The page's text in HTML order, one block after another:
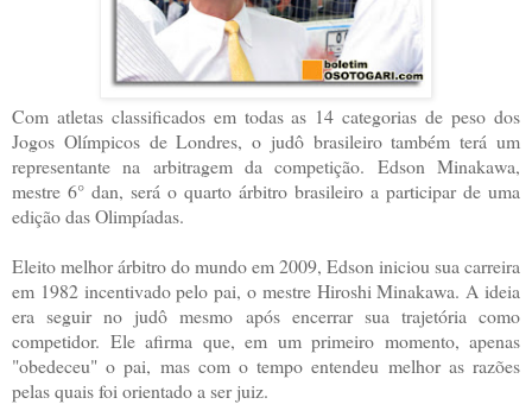
Com atletas classificados em todas as 14 categorias de peso dos
Jogos Olímpicos de Londres, o judô brasileiro também terá um
representante na arbitragem da competição. Edson Minakawa,
mestre 6° dan, será o quarto árbitro brasileiro a participar de uma
edição das Olimpíadas.
Eleito melhor árbitro do mundo em 2009, Edson iniciou sua carreira
em 1982 incentivado pelo pai, o mestre Hiroshi Minakawa. A ideia
era seguir no judô mesmo após encerrar sua trajetória como
competidor. Ele afirma que, em um primeiro momento, apenas
"obedeceu" o pai, mas com o tempo entendeu melhor as razões
pelas quais foi orientado a ser juiz.